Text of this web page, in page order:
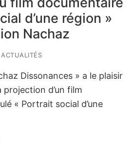
d’une région »
Nachaz
ACTUALITÉS
Dissonances » a le plaisir
d’un film
« Portrait social d’une